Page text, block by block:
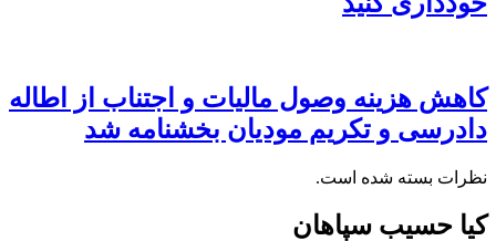
کاهش هزینه وصول مالیات و اجتناب از اطاله
دادرسی و تکریم مودیان بخشنامه شد
نظرات بسته شده است.
کیا حسیب سپاهان